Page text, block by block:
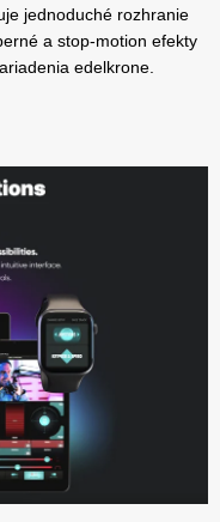
jednoduché rozhranie
a stop-motion efekty
edelkrone.